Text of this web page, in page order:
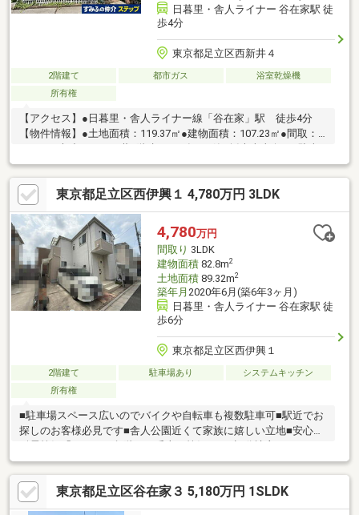
日暮里・舎人ライナー 谷在家駅 徒
歩4分
東京都足立区西新井４
2階建て 都市ガス
浴室乾燥機
所有権
【アクセス】●日暮里・舎人ライナー線「谷在家」駅 徒歩4分
【物件情報】●土地面積：119.37㎡●建物面積：107.23㎡●間取：
場有（車種による）●屋根裏収納・床下収納有●食洗機有●広々と
したLDK●注文住宅
東京都足立区西伊興１ 4,780万円 3LDK
4,780万円
間取り 3LDK
建物面積82.8m2
土地面積89.32m2
築年月 2020年6月(築6年3ヶ月)
日暮里・舎人ライナー 谷在家駅 徒
歩6分
東京都足立区西伊興１
2階建て 駐車場あり
システムキッチン
所有権
■駐車場スペース広いのでバイクや自転車も複数駐車可■駅近でお
探しのお客様必見です■舎人公園近くて家族に嬉しい立地■安心の
０年保証の継承可（要手続き）■住宅ローンのご相談もお気軽に
どうぞ♪ぴったりのローンがすぐに見つかるLoanCheckerで低金利
や借入期間35年以上の銀行、がん団信付きなど、50以上の銀行か
ら一括比較しておすすめプランをご提案します♪少しの金利差が何
東京都足立区谷在家３ 5,180万円 1SLDK